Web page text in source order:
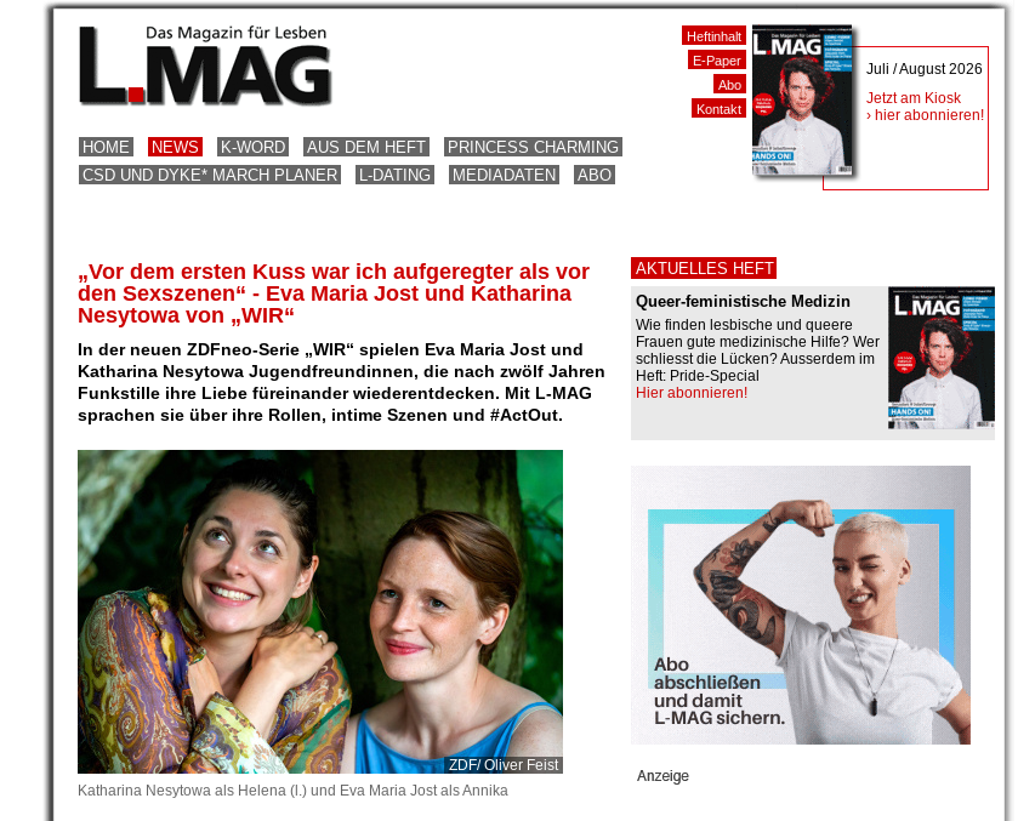
HOME NEWS K-WORD AUS DEM HEFT
PRINCESS CHARMING
CSD UND DYKE* MARCH PLANER
L-DATING MEDIADATEN ABO
„Vor dem ersten Kuss war ich aufgeregter als vor
den Sexszenen“ - Eva Maria Jost und Katharina
Nesytowa von „WIR“
In der neuen ZDFneo-Serie „WIR“ spielen Eva Maria Jost und
Katharina Nesytowa Jugendfreundinnen, die nach zwölf Jahren
Funkstille ihre Liebe füreinander wiederentdecken. Mit L-MAG
sprachen sie über ihre Rollen, intime Szenen und #ActOut.
ZDF/ Oliver Feist
Katharina Nesytowa als Helena (l.) und Eva Maria Jost als Annika
AKTUELLES HEFT
Queer-feministische Medizin
Wie finden lesbische und queere
Frauen gute medizinische Hilfe? Wer
schliesst die Lücken? Ausserdem im
Heft: Pride-Special
Hier abonnieren!
Heftinhalt
E-Paper
Abo
Kontakt
Juli / August 2026
Jetzt am Kiosk
› hier abonnieren!